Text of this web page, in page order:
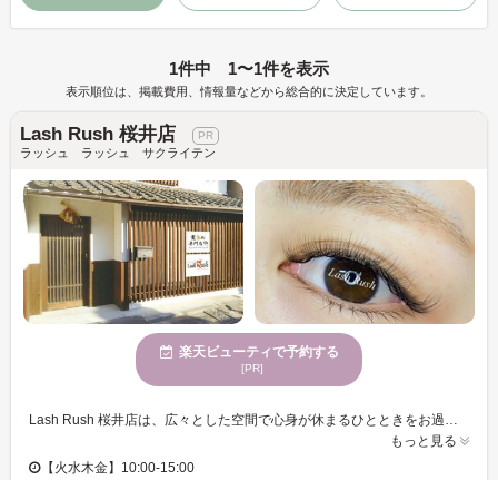
1件中 1〜1件を表示
表示順位は、掲載費用、情報量などから総合的に決定しています。
Lash Rush 桜井店
ラッシュ ラッシュ サクライテン
楽天ビューティで予約する
[PR]
Lash Rush 桜井店は、広々とした空間で心身が休まるひとときをお過ごしいただけます。駐車場も完備しておりますので、お車でのお越しも便利です。若い方々から支持を得ているLash Rush 桜井店は、あなただけの魅力を最大限に引き出すマンツーマンの対応で、理想の自分に近づくお手伝いをいたします。この穏やかな雰囲気の中で、心身ともにリフレッシュし、新しい自分を発見してみませんか。お客様に寄り添いながら、お手頃価格で気軽に彩り豊かなまつげを楽しんでいただけます。皆様のご来店を心よりお待ちしております。
もっと見る
【火水木金】10:00-15:00